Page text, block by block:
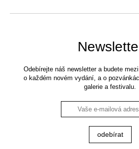
Odebírejte náš newsletter a budete
o každém novém vydání, a o
galerie a festivalu.